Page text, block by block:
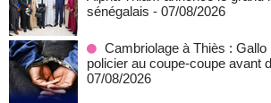
sénégalais - 07/08/2026
Cambriolage à Thiès : Gallo
policier au coupe-coupe avant
07/08/2026